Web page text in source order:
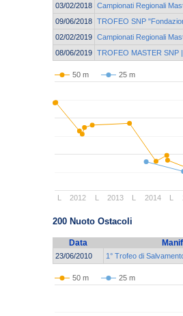
03/02/2018 Campionati Regionali
09/06/2018 TROFEO SNP
02/02/2019 Campionati Regionali
08/06/2019 TROFEO MASTER SNP
50 m 25 m
2012 2013 2014
L L L L
200 Nuoto Ostacoli
Data
23/06/2010 1° Trofeo di
50 m 25 m